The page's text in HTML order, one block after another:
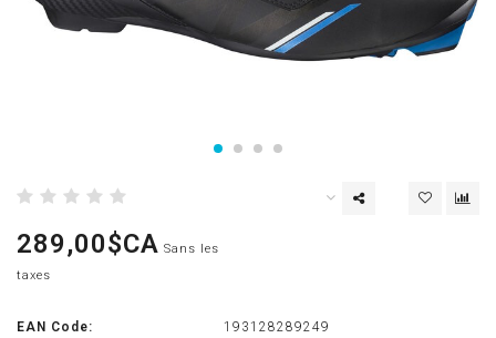
289,00$CA Sans les
taxes
EAN Code:
193128289249